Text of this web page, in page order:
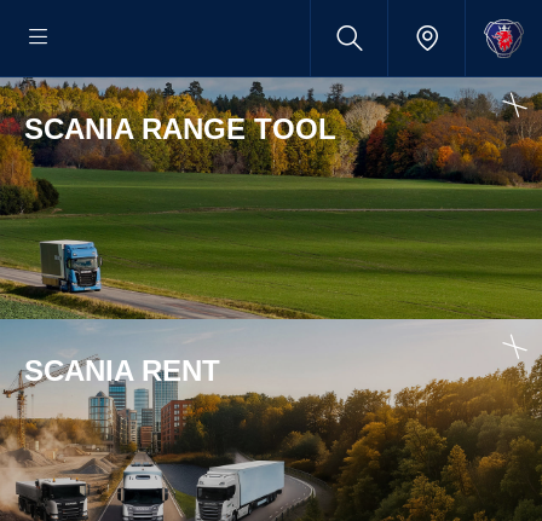
SCANIA RANGE TOOL
SCANIA RENT